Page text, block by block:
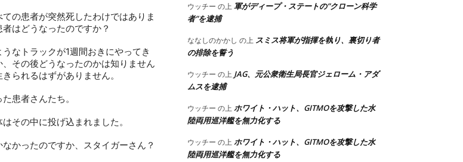
の患者が突然死したわけではありま
はどうなったのですか？
なトラックが1週間おきにやってき
その後どうなったのかは知りません
られるはずがありません。
患者さんたち。
その中に投げ込まれました。
かったのですか、スタイガーさん？
ウッチー の上 軍がディープ・ステートの”クローン科学
者”を逮捕
ななしのかかし の上 スミス将軍が指揮を執り、裏切り者
の排除を誓う
ウッチー の上 JAG、元公衆衛生局長官ジェローム・アダ
ムスを逮捕
ウッチー の上 ホワイト・ハット、GITMOを攻撃した水
陸両用巡洋艦を無力化する
ウッチー の上 ホワイト・ハット、GITMOを攻撃した水
陸両用巡洋艦を無力化する